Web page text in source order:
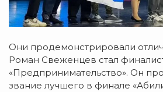
Они продемонстрировали
Роман Свеженцев стал
«Предпринимательство». Он
звание лучшего в финале